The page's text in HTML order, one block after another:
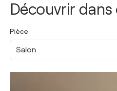
Découvrir
Pièce
Salon